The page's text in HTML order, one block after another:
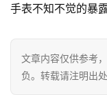
手表不知不觉的暴
文章内容仅供参考
负。转载请注明出处